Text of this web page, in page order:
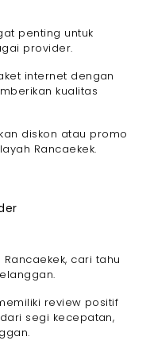
penting untuk
provider.
internet dengan
kualitas
diskon atau promo
Rancaekek.
cari tahu
review positif
segi kecepatan,